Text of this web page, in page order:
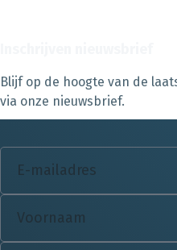
Blijf op de hoogte van de
via onze nieuwsbrief.